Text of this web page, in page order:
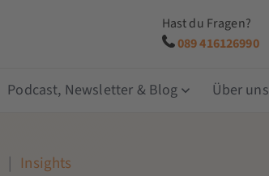
Hast du Fragen?
089 416126990
Podcast, Newsletter & Blog Über uns
| Insights